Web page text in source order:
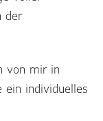
der
von mir in
ein individuelles